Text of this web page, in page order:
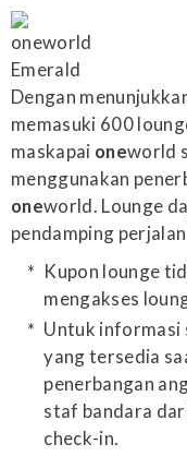
Dengan
memasuki 600
maskapai oneworld
menggunakan
oneworld. Lounge
pendamping
Kupon lounge
mengakses
Untuk informasi
yang tersedia
penerbangan
staf bandara
check-in.